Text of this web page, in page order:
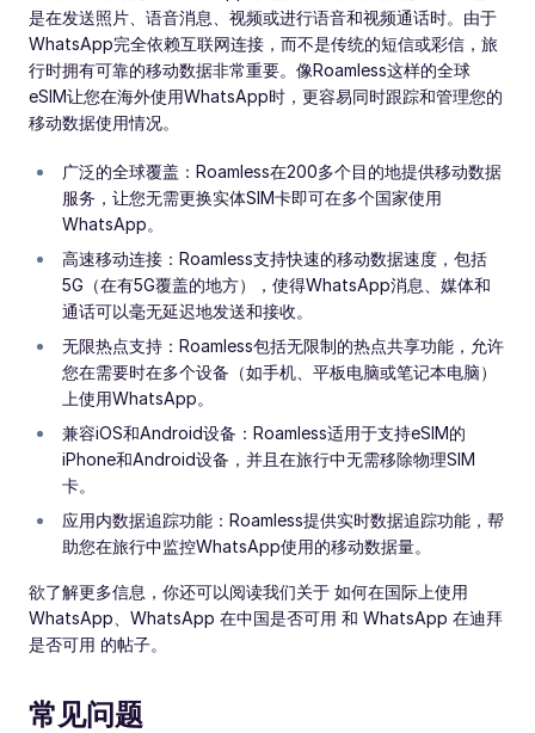
是在发送照片、语音消息、视频或进行语音和视频通话时。由于
WhatsApp完全依赖互联网连接，而不是传统的短信或彩信，旅
行时拥有可靠的移动数据非常重要。像Roamless这样的全球
eSIM让您在海外使用WhatsApp时，更容易同时跟踪和管理您的
移动数据使用情况。
广泛的全球覆盖：Roamless在200多个目的地提供移动数据
服务，让您无需更换实体SIM卡即可在多个国家使用
WhatsApp。
高速移动连接：Roamless支持快速的移动数据速度，包括
5G（在有5G覆盖的地方），使得WhatsApp消息、媒体和
通话可以毫无延迟地发送和接收。
无限热点支持：Roamless包括无限制的热点共享功能，允许
您在需要时在多个设备（如手机、平板电脑或笔记本电脑）
上使用WhatsApp。
兼容iOS和Android设备：Roamless适用于支持eSIM的
iPhone和Android设备，并且在旅行中无需移除物理SIM
卡。
应用内数据追踪功能：Roamless提供实时数据追踪功能，帮
助您在旅行中监控WhatsApp使用的移动数据量。
欲了解更多信息，你还可以阅读我们关于 如何在国际上使用
WhatsApp、WhatsApp 在中国是否可用 和 WhatsApp 在迪拜
是否可用 的帖子。
常见问题